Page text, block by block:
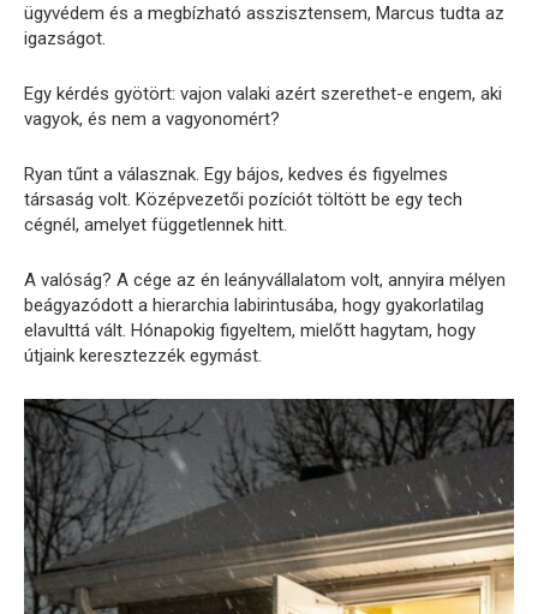
ügyvédem és a megbízható asszisztensem, Marcus tudta az
igazságot.
Egy kérdés gyötört: vajon valaki azért szerethet-e engem, aki
vagyok, és nem a vagyonomért?
Ryan tűnt a válasznak. Egy bájos, kedves és figyelmes
társaság volt. Középvezetői pozíciót töltött be egy tech
cégnél, amelyet függetlennek hitt.
A valóság? A cége az én leányvállalatom volt, annyira mélyen
beágyazódott a hierarchia labirintusába, hogy gyakorlatilag
elavulttá vált. Hónapokig figyeltem, mielőtt hagytam, hogy
útjaink keresztezzék egymást.